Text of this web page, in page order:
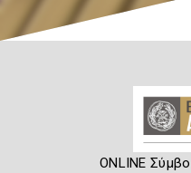
ONLINE